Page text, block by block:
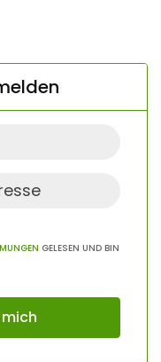
GELESEN UND BIN